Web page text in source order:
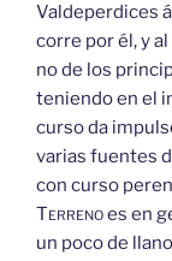
Valdeperdices
corre por él, y al
no de los
teniendo en el
curso da
varias fuentes
con curso
Terrenoes en
un poco de